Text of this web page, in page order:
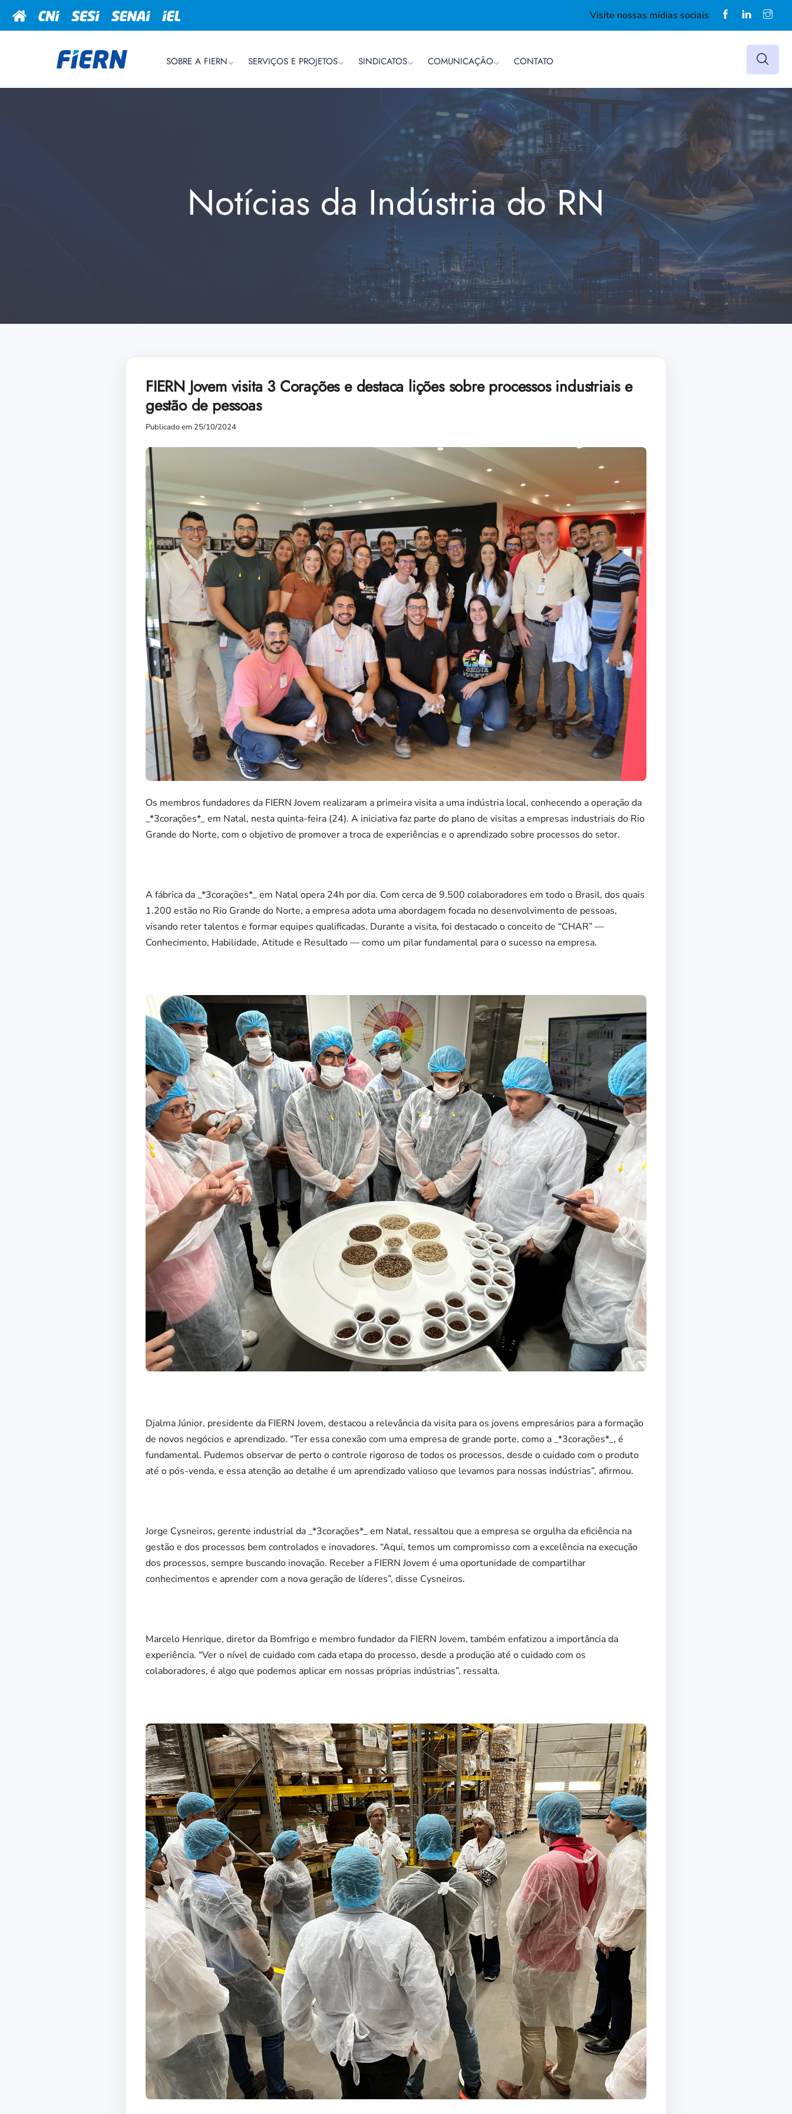
Visite nossas mídias sociais
SOBRE A FIERN SERVIÇOS E PROJETOS SINDICATOS COMUNICAÇÃO CONTATO
Notícias da Indústria do RN
FIERN Jovem visita 3 Corações e destaca lições sobre processos industriais e
gestão de pessoas
Publicado em 25/10/2024
Os membros fundadores da FIERN Jovem realizaram a primeira visita a uma indústria local, conhecendo a operação da
_*3corações*_ em Natal, nesta quinta-feira (24). A iniciativa faz parte do plano de visitas a empresas industriais do Rio
Grande do Norte, com o objetivo de promover a troca de experiências e o aprendizado sobre processos do setor.
A fábrica da _*3corações*_ em Natal opera 24h por dia. Com cerca de 9.500 colaboradores em todo o Brasil, dos quais
1.200 estão no Rio Grande do Norte, a empresa adota uma abordagem focada no desenvolvimento de pessoas,
visando reter talentos e formar equipes qualificadas. Durante a visita, foi destacado o conceito de “CHAR” —
Conhecimento, Habilidade, Atitude e Resultado — como um pilar fundamental para o sucesso na empresa.
Djalma Júnior, presidente da FIERN Jovem, destacou a relevância da visita para os jovens empresários para a formação
de novos negócios e aprendizado. “Ter essa conexão com uma empresa de grande porte, como a _*3corações*_, é
fundamental. Pudemos observar de perto o controle rigoroso de todos os processos, desde o cuidado com o produto
até o pós-venda, e essa atenção ao detalhe é um aprendizado valioso que levamos para nossas indústrias”, afirmou.
Jorge Cysneiros, gerente industrial da _*3corações*_ em Natal, ressaltou que a empresa se orgulha da eficiência na
gestão e dos processos bem controlados e inovadores. “Aqui, temos um compromisso com a excelência na execução
dos processos, sempre buscando inovação. Receber a FIERN Jovem é uma oportunidade de compartilhar
conhecimentos e aprender com a nova geração de líderes”, disse Cysneiros.
Marcelo Henrique, diretor da Bomfrigo e membro fundador da FIERN Jovem, também enfatizou a importância da
experiência. “Ver o nível de cuidado com cada etapa do processo, desde a produção até o cuidado com os
colaboradores, é algo que podemos aplicar em nossas próprias indústrias”, ressalta.